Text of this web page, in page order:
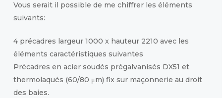
Vous serait il possible de me chiffrer les éléments
suivants:
4 précadres largeur 1000 x hauteur 2210 avec les
éléments caractéristiques suivantes
Précadres en acier soudés prégalvanisés DX51 et
thermolaqués (60/80 μm) fix sur maçonnerie au droit
des baies.